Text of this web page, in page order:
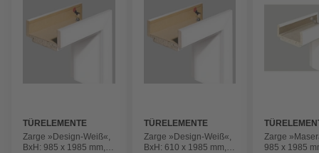
TÜRELEMENTE
BORNE
Zarge »Design-Weiß«,
BxH: 985 x 1985 mm,
TÜRELEMENTE
BORNE
Zarge »Design-Weiß«,
BxH: 610 x 1985 mm,
BORNE
Zarge
985 x 1985